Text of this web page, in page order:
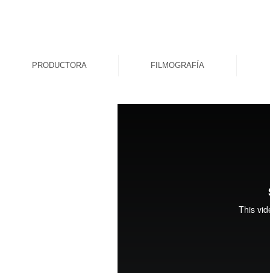
PRODUCTORA FILMOGRAFÍA